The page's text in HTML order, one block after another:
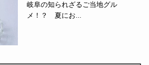
岐阜の知られざるご当地グル
メ！？ 夏にお...